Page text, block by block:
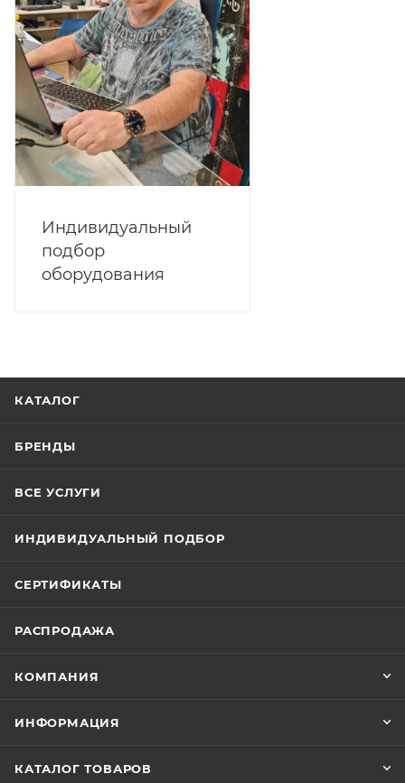
Индивидуальный
подбор
оборудования
КАТАЛОГ
БРЕНДЫ
ВСЕ УСЛУГИ
ИНДИВИДУАЛЬНЫЙ ПОДБОР
СЕРТИФИКАТЫ
РАСПРОДАЖА
КОМПАНИЯ
ИНФОРМАЦИЯ
КАТАЛОГ ТОВАРОВ